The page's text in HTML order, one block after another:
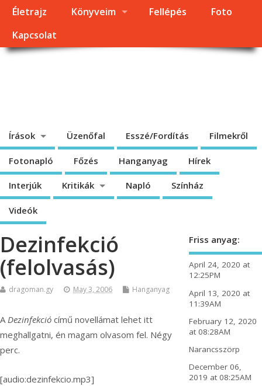
Életrajz Könyveim Fellépés
Foto
Kapcsolat
Írások Üzenőfal Esszé/Fordítás Filmekről
Fotonapló Főzés Hanganyag Hírek
Interjúk Kritikák Napló Színház
Videók
Dezinfekció
(felolvasás)
dragoman.gy May 3, 2006 Hanganyag
A Dezinfekció című novellámat lehet itt
meghallgatni, én magam olvasom fel. Négy
perc.
[audio:dezinfekcio.mp3]
Friss anyag:
April 24, 2020 at
12:25PM
April 13, 2020 at
11:39AM
February 12, 2020
at 08:28AM
Narancsszörp
December 06,
2019 at 08:25AM